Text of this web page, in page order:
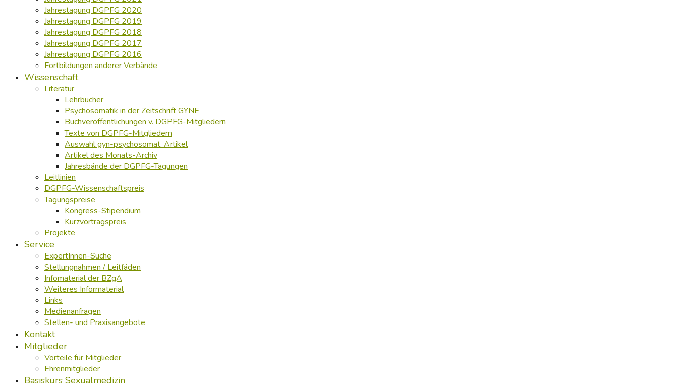
Jahrestagung DGPFG 2020
Jahrestagung DGPFG 2019
Jahrestagung DGPFG 2018
Jahrestagung DGPFG 2017
Jahrestagung DGPFG 2016
Fortbildungen anderer Verbände
Wissenschaft
Literatur
Lehrbücher
Psychosomatik in der Zeitschrift GYNE
Buchveröffentlichungen v. DGPFG-Mitgliedern
Texte von DGPFG-Mitgliedern
Auswahl gyn-psychosomat. Artikel
Artikel des Monats-Archiv
Jahresbände der DGPFG-Tagungen
Leitlinien
DGPFG-Wissenschaftspreis
Tagungspreise
Kongress-Stipendium
Kurzvortragspreis
Projekte
Service
ExpertInnen-Suche
Stellungnahmen / Leitfäden
Infomaterial der BZgA
Weiteres Informaterial
Links
Medienanfragen
Stellen- und Praxisangebote
Kontakt
Mitglieder
Vorteile für Mitglieder
Ehrenmitglieder
Basiskurs Sexualmedizin